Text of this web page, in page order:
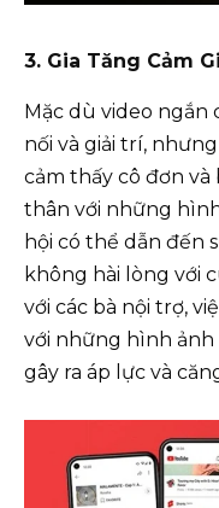
3. Gia Tăng Cảm
Mặc dù video ngắn
nối và giải trí,
cảm thấy cô đơn và
thân với những
hội có thể dẫn đến
không hài lòng với
với các bà nội trợ,
với những hình ảnh
gây ra áp lực và